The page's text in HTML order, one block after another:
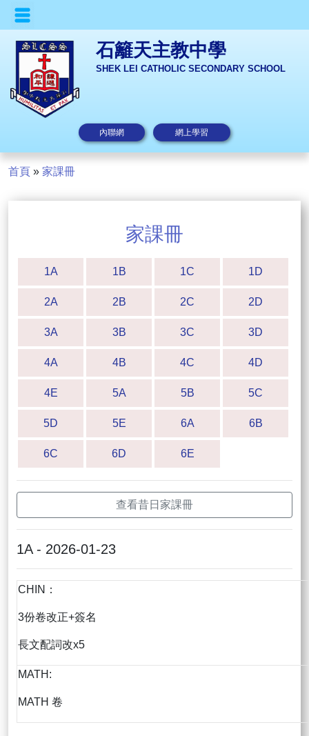
石籬天主教中學
SHEK LEI CATHOLIC SECONDARY SCHOOL
內聯網 網上學習
首頁 » 家課冊
家課冊
1A 1B 1C 1D
2A 2B 2C 2D
3A 3B 3C 3D
4A 4B 4C 4D
4E 5A 5B 5C
5D 5E 6A 6B
6C 6D 6E
查看昔日家課冊
1A - 2026-01-23
CHIN：
3份卷改正+簽名
長文配詞改x5
MATH:
MATH 卷